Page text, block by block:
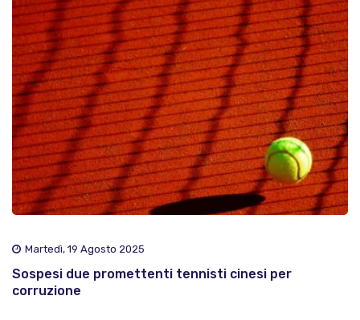
Martedì, 19 Agosto 2025
Sospesi due promettenti tennisti cinesi per
corruzione